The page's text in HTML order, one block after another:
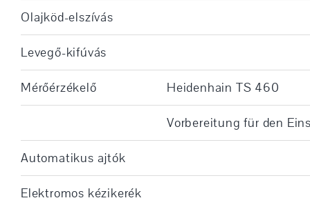
Olajköd-elszívás
Levegő-kifúvás
Mérőérzékelő Heidenhain TS 460
Vorbereitung für den
Automatikus ajtók
Elektromos kézikerék